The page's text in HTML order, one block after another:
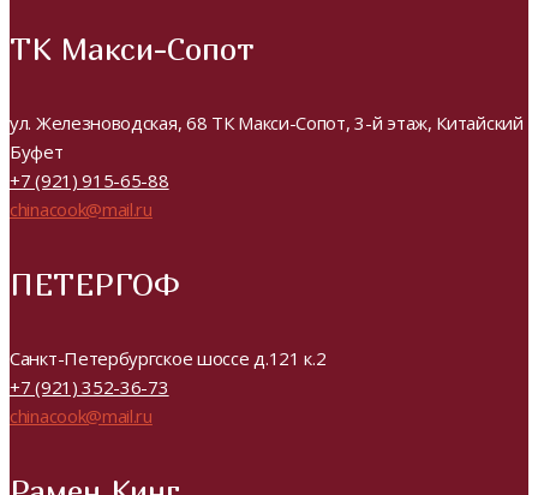
ТК Макси-Сопот
ул. Железноводская, 68 ТК Макси-Сопот, 3-й этаж, Китайский
Буфет
+7 (921) 915-65-88
chinacook@mail.ru
ПЕТЕРГОФ
Санкт-Петербургское шоссе д.121 к.2
+7 (921) 352-36-73
chinacook@mail.ru